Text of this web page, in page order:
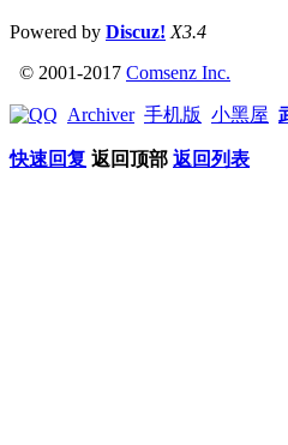
Powered by Discuz! X3.4
© 2001-2017 Comsenz Inc.
Archiver 手机版 小黑屋
快速回复 返回顶部 返回列表